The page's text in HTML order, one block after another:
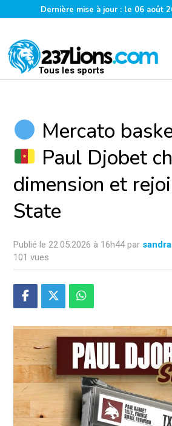
Dernière mise à jour : le 06 août
Tous les sports
Mercato
Paul Djobet
dimension et
State
Publié le 22.05.2026 à 16h44 par
101 vues